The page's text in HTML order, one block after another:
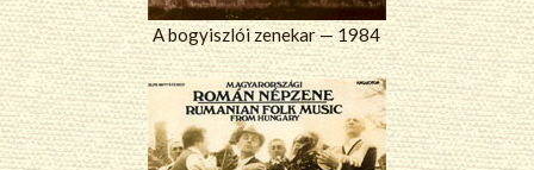
A bogyiszlói zenekar — 1984